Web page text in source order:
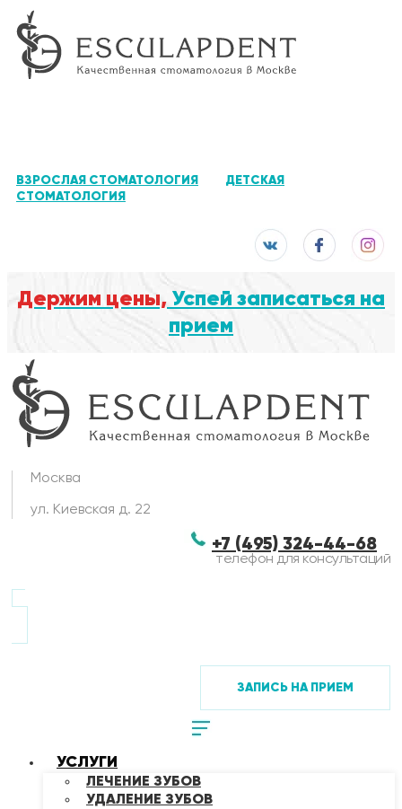
ВЗРОСЛАЯ СТОМАТОЛОГИЯ
ДЕТСКАЯ
СТОМАТОЛОГИЯ
Держим цены, Успей записаться на
прием
Москва
ул. Киевская д. 22
+7 (495) 324-44-68
телефон для консультаций
ЗАПИСЬ НА ПРИЕМ
УСЛУГИ
ЛЕЧЕНИЕ ЗУБОВ
УДАЛЕНИЕ ЗУБОВ